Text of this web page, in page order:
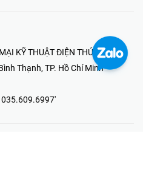
KỸ THUẬT ĐIỆN THÚY NHI
Thạnh, TP. Hồ Chí Minh